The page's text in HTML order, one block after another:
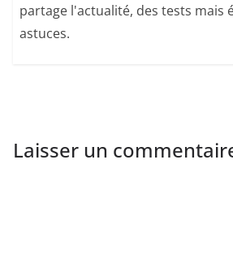
partage l'actualité, des tests mais
astuces.
Laisser un